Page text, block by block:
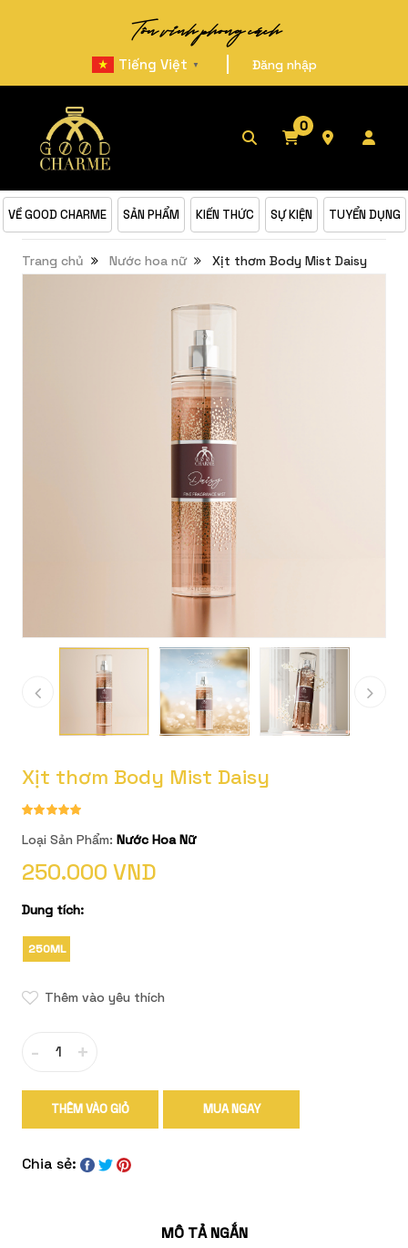
Tôn vinh phong cách
Tiếng Việt ▼ | Đăng nhập
0
VỀ GOOD CHARME SẢN PHẨM KIẾN THỨC SỰ KIỆN TUYỂN DỤNG
Trang chủ Nước hoa nữ Xịt thơm Body Mist Daisy
Xịt thơm Body Mist Daisy
Loại Sản Phẩm: Nước Hoa Nữ
250.000 VND
Dung tích:
250ML
Thêm vào yêu thích
- +
THÊM VÀO GIỎ MUA NGAY
Chia sẻ:
MÔ TẢ NGẮN